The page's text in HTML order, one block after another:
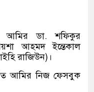
আমির ডা. শফিকুর
আহমদ ইন্তেকাল
রাজিউন)।
আমির নিজ ফেসবুক